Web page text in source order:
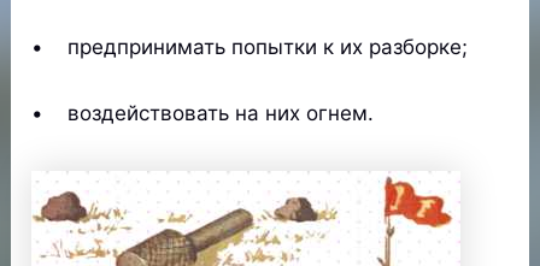
• предпринимать попытки к их разборке;
• воздействовать на них огнем.